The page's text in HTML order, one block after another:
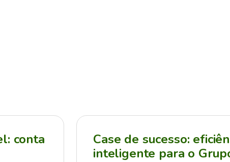
conta
Case de sucesso:
inteligente para o